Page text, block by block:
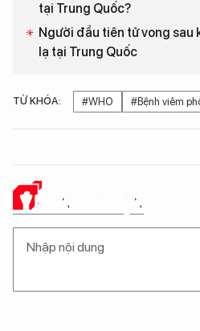
tại Trung Quốc?
Người đầu tiên tử vong sau
lạ tại Trung Quốc
TỪ KHÓA: #WHO #Bệnh viêm
Ý KIẾN CỦA BẠN